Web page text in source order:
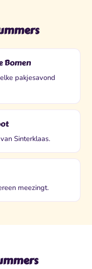
Bomen
pakjesavond
Sinterklaas.
meezingt.